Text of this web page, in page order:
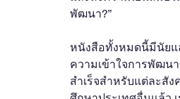
พัฒนา?”
หนังสือทั้งหมดนี้มีนัยแ
ความเข้าใจการพัฒน
สำเร็จสำหรับแต่ละสั